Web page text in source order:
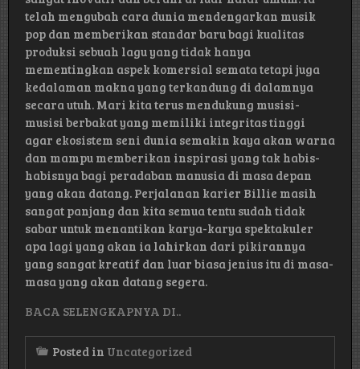
telah mengubah cara dunia mendengarkan musik
pop dan memberikan standar baru bagi kualitas
produksi sebuah lagu yang tidak hanya
mementingkan aspek komersial semata tetapi juga
kedalaman makna yang terkandung di dalamnya
secara utuh. Mari kita terus mendukung musisi-
musisi berbakat yang memiliki integritas tinggi
agar ekosistem seni dunia semakin kaya akan warna
dan mampu memberikan inspirasi yang tak habis-
habisnya bagi peradaban manusia di masa depan
yang akan datang. Perjalanan karier Billie masih
sangat panjang dan kita semua tentu sudah tidak
sabar untuk menantikan karya-karya spektakuler
apa lagi yang akan ia lahirkan dari pikirannya
yang sangat kreatif dan luar biasa jenius itu di masa-
masa yang akan datang segera.
BACA SELENGKAPNYA DI..
Posted in Uncategorized